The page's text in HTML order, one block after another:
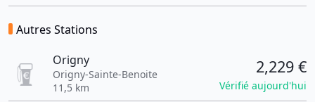
Autres Stations
Origny
Origny-Sainte-Benoite
11,5 km
2,229 €
Vérifié aujourd'hui